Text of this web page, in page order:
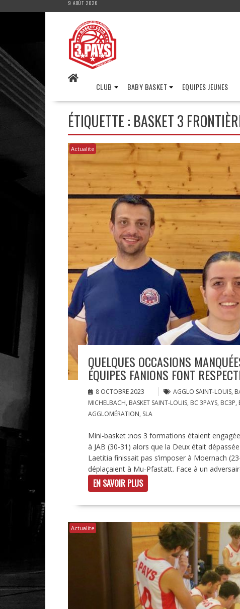
9 AOÛT 2026
CLUB BABY BASKET EQUIPES JEUNES
ÉTIQUETTE : BASKET 3
Actualite
QUELQUES OCCASIONS
ÉQUIPES FANIONS FONT
8 OCTOBRE 2023 AGGLO SAINT-LOUIS,
MICHELBACH, BASKET SAINT-LOUIS, BC 3PAYS, BC3P,
AGGLOMÉRATION, SLA
Mini-basket :nos 3 formations étaient
à JAB (30-31) alors que la Deux était
Laetitia finissait pas s’imposer à Moernach
déplaçaient à Mu-Pfastatt. Face à un
EN SAVOIR PLUS
Actualite